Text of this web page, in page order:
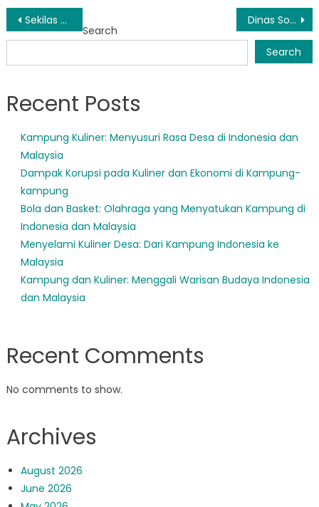
Post
navigation
Sekilas Tentang Dinsos Tomohon: Bagaimana Mereka Membuat Perubahan di Masyarakat Dinas Sosial Minahasa Mendorong Inklusi dan Dukungan terhadap Masyarakat Rentan
Search
Search
Recent Posts
Kampung Kuliner: Menyusuri Rasa Desa di Indonesia dan
Malaysia
Dampak Korupsi pada Kuliner dan Ekonomi di Kampung-
kampung
Bola dan Basket: Olahraga yang Menyatukan Kampung di
Indonesia dan Malaysia
Menyelami Kuliner Desa: Dari Kampung Indonesia ke
Malaysia
Kampung dan Kuliner: Menggali Warisan Budaya Indonesia
dan Malaysia
Recent Comments
No comments to show.
Archives
August 2026
June 2026